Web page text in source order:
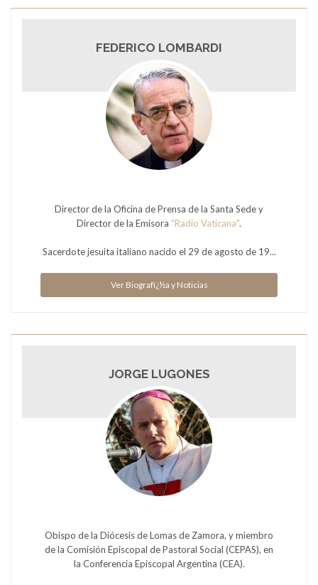
FEDERICO LOMBARDI
Director de la Oficina de Prensa de la Santa Sede y
Director de la Emisora "Radio Vaticana".
Sacerdote jesuita italiano nacido el 29 de agosto de 19...
Ver Biografï¿½a y Noticias
JORGE LUGONES
Obispo de la Diócesis de Lomas de Zamora, y miembro
de la Comisión Episcopal de Pastoral Social (CEPAS), en
la Conferencia Episcopal Argentina (CEA).